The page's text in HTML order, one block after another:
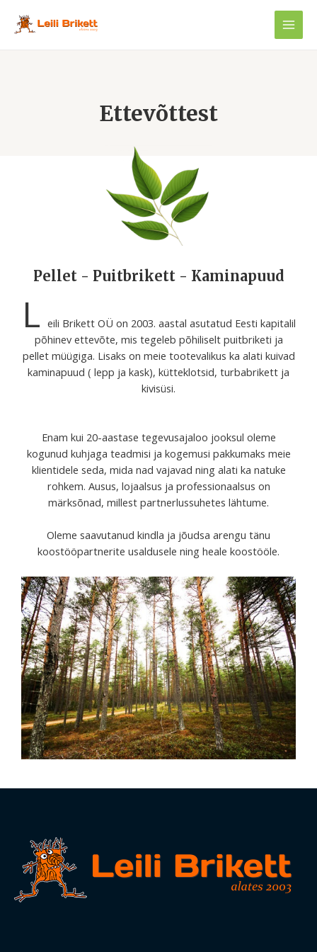
Ettevõttest
Pellet - Puitbrikett - Kaminapuud
L eili Brikett OÜ on 2003. aastal asutatud Eesti kapitalil
põhinev ettevõte, mis tegeleb põhiliselt puitbriketi ja
pellet müügiga. Lisaks on meie tootevalikus ka alati kuivad
kaminapuud ( lepp ja kask), kütteklotsid, turbabrikett ja
kivisüsi.
Enam kui 20-aastase tegevusajaloo jooksul oleme
kogunud kuhjaga teadmisi ja kogemusi pakkumaks meie
klientidele seda, mida nad vajavad ning alati ka natuke
rohkem. Ausus, lojaalsus ja professionaalsus on
märksõnad, millest partnerlussuhetes lähtume.
Oleme saavutanud kindla ja jõudsa arengu tänu
koostööpartnerite usaldusele ning heale koostööle.